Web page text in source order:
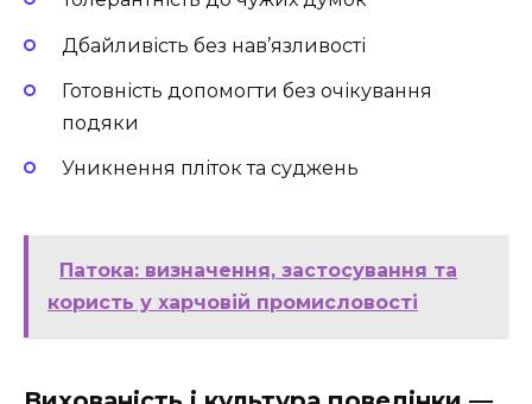
Дбайливість без нав’язливості
Готовність допомогти без очікування
подяки
Уникнення пліток та суджень
Патока: визначення, застосування та
користь у харчовій промисловості